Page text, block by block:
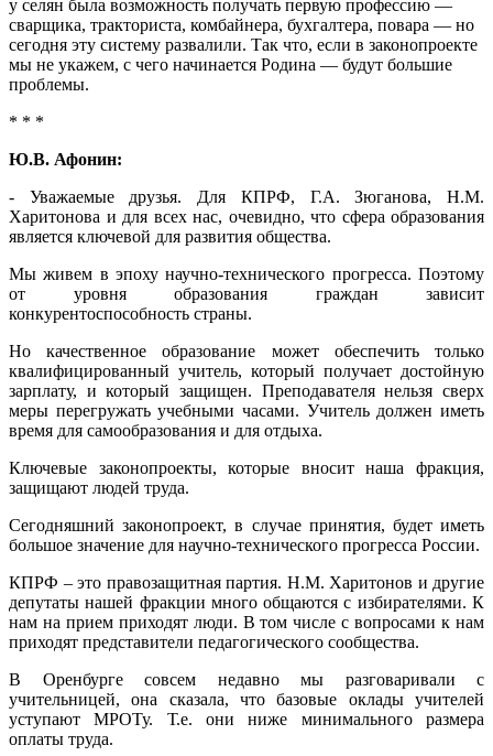
у селян была возможность получать первую профессию —
сварщика, тракториста, комбайнера, бухгалтера, повара — но
сегодня эту систему развалили. Так что, если в законопроекте
мы не укажем, с чего начинается Родина — будут большие
проблемы.
* * *
Ю.В. Афонин:
- Уважаемые друзья. Для КПРФ, Г.А. Зюганова, Н.М.
Харитонова и для всех нас, очевидно, что сфера образования
является ключевой для развития общества.
Мы живем в эпоху научно-технического прогресса. Поэтому
от уровня образования граждан зависит
конкурентоспособность страны.
Но качественное образование может обеспечить только
квалифицированный учитель, который получает достойную
зарплату, и который защищен. Преподавателя нельзя сверх
меры перегружать учебными часами. Учитель должен иметь
время для самообразования и для отдыха.
Ключевые законопроекты, которые вносит наша фракция,
защищают людей труда.
Сегодняшний законопроект, в случае принятия, будет иметь
большое значение для научно-технического прогресса России.
КПРФ – это правозащитная партия. Н.М. Харитонов и другие
депутаты нашей фракции много общаются с избирателями. К
нам на прием приходят люди. В том числе с вопросами к нам
приходят представители педагогического сообщества.
В Оренбурге совсем недавно мы разговаривали с
учительницей, она сказала, что базовые оклады учителей
уступают МРОТу. Т.е. они ниже минимального размера
оплаты труда.